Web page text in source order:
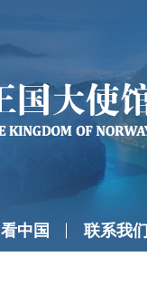
看中国 联系我们